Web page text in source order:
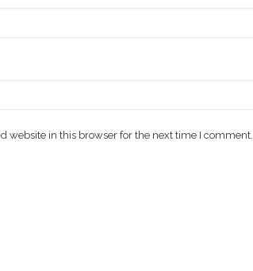
website in this browser for the next time I comment.